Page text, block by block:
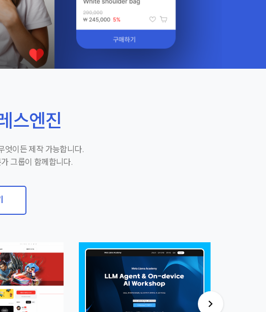
스엔진
엇이든 제작 가능합니다.
그룹이 함께합니다.
썸네일